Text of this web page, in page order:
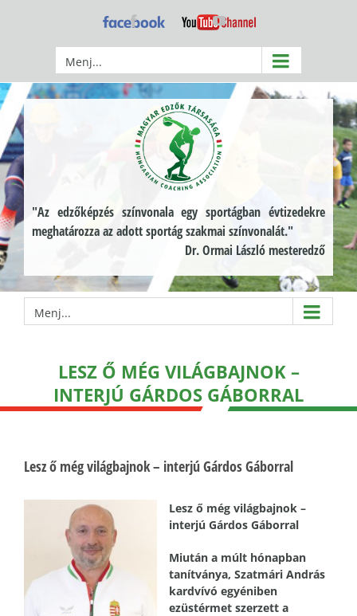
Facebook YouTube
Menj...
"Az edzőképzés színvonala egy sportágban évtizedekre
meghatározza az adott sportág szakmai színvonalát."
Dr. Ormai László mesteredző
Menj...
LESZ Ő MÉG VILÁGBAJNOK –
INTERJÚ GÁRDOS GÁBORRAL
Lesz ő még világbajnok – interjú Gárdos Gáborral
Lesz ő még világbajnok –
interjú Gárdos Gáborral
Miután a múlt hónapban
tanítványa, Szatmári András
kardvívó egyéniben
ezüstérmet szerzett a